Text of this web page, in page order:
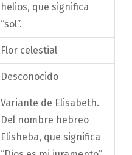
helios, que significa
“sol”.
Flor celestial
Desconocido
Variante de Elisabeth.
Del nombre hebreo
Elisheba, que significa